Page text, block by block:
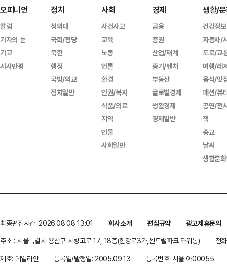
오피니언
칼럼
기자의 눈
기고
시사만평
정치
청와대
국회/정당
북한
행정
국방/외교
정치일반
사회
사건사고
교육
노동
언론
환경
인권/복지
식품/의료
지역
인물
사회일반
경제
금융
증권
산업/재계
중기/벤처
부동산
글로벌경제
생활경제
경제일반
생활/
건강정보
자동차/
도로/교
여행/레
음식/맛
패션/뷰
공연/전
책
종교
날씨
생활문
최종편집시간: 2026.08.08 13:01 회사소개 편집규약
광고제휴문의
주소 : 서울특별시 용산구 서빙고로 17, 18층(한강로3가,센트럴파크 타워동)
전
제호: 데일리안
등록일/발행일: 2005.09.13 등록번호: 서울 아00055